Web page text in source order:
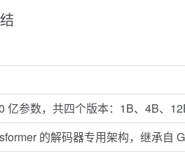
亿参数，共四个版本：1B、4B、
的解码器专用架构，继承自